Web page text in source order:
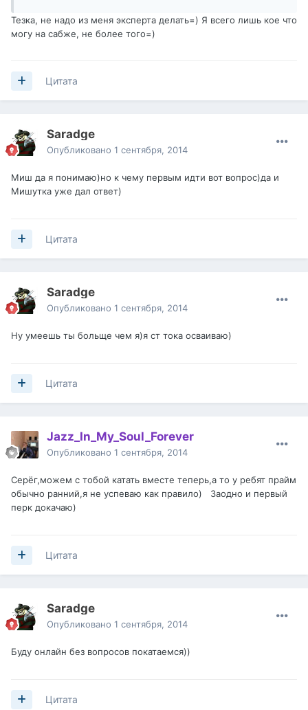
Тезка, не надо из меня эксперта делать=) Я всего лишь кое что
могу на сабже, не более того=)
Цитата
Saradge
Опубликовано 1 сентября, 2014
Миш да я понимаю)но к чему первым идти вот вопрос)да и
Мишутка уже дал ответ)
Цитата
Saradge
Опубликовано 1 сентября, 2014
Ну умеешь ты больще чем я)я ст тока осваиваю)
Цитата
Jazz_In_My_Soul_Forever
Опубликовано 1 сентября, 2014
Серёг,можем с тобой катать вместе теперь,а то у ребят прайм
обычно ранний,я не успеваю как правило) Заодно и первый
перк докачаю)
Цитата
Saradge
Опубликовано 1 сентября, 2014
Буду онлайн без вопросов покатаемся))
Цитата